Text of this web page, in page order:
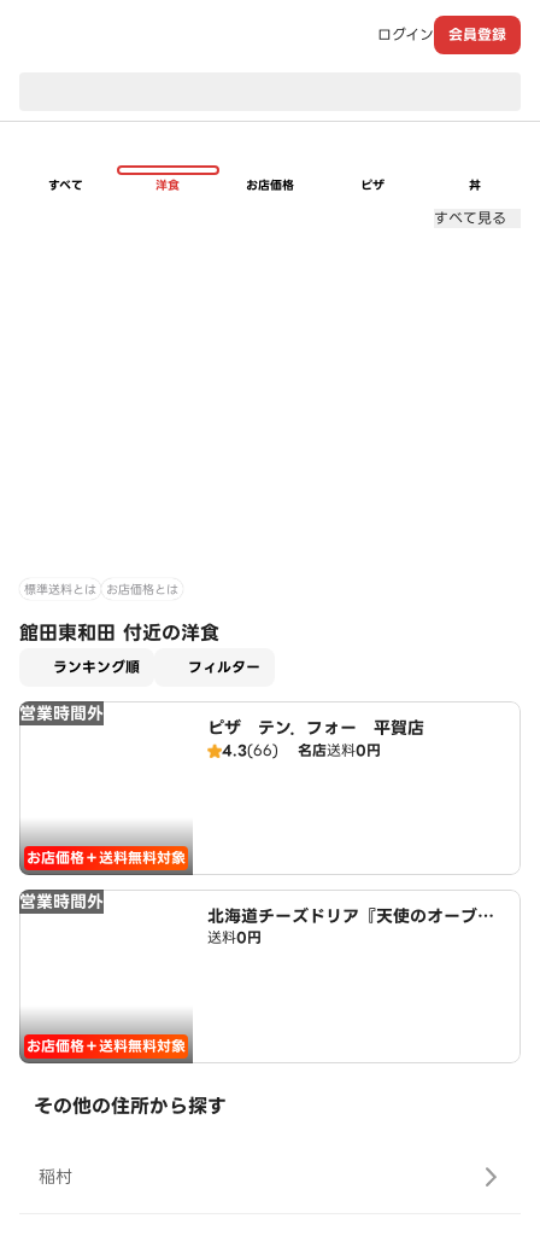
ログイン 会員登録
すべて 洋食 お店価格 ピザ 丼
すべて見る
標準送料とは お店価格とは
館田東和田 付近の洋食
ランキング順 フィルター
営業時間外
お店価格＋送料無料対象
ピザ テン．フォー 平賀店
4.3(66) 名店送料0円
営業時間外
お店価格＋送料無料対象
北海道チーズドリア『天使のオーブ
ン』平賀店
送料0円
その他の住所から探す
稲村